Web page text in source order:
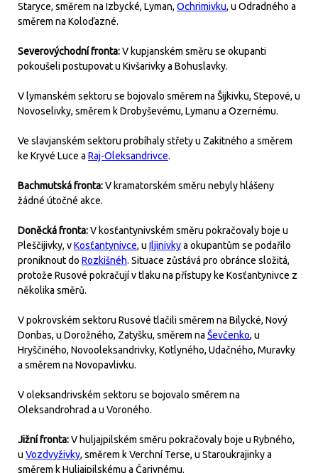
Staryce, směrem na Izbycké, Lyman, Ochrimivku, u Odradného a
směrem na Koloďazné.
Severovýchodní fronta:V kupjanském směru se okupanti
pokoušeli postupovat u Kivšarivky a Bohuslavky.
V lymanském sektoru se bojovalo směrem na Šijkivku, Stepové, u
Novoselivky, směrem k Drobyševému, Lymanu a Ozernému.
Ve slavjanském sektoru probíhaly střety u Zakitného a směrem
ke Kryvé Luce a Raj-Oleksandrivce.
Bachmutská fronta:V kramatorském směru nebyly hlášeny
žádné útočné akce.
Doněcká fronta:V kosťantynivském směru pokračovaly boje u
Pleščijivky, vKosťantynivce, u Iljinivkya okupantům se podařilo
proniknout do Rozkišnéh. Situace zůstává pro obránce složitá,
protože Rusové pokračují v tlaku na přístupy ke Kosťantynivce z
několika směrů.
V pokrovském sektoru Rusové tlačili směrem na Bilycké, Nový
Donbas, u Dorožného, Zatyšku, směrem na Ševčenko, u
Hryščiného, Novooleksandrivky, Kotlyného, Udačného, Muravky
a směrem na Novopavlivku.
V oleksandrivském sektoru se bojovalo směrem na
Oleksandrohrad a u Voroného.
Jižní fronta:V huljajpilském směru pokračovaly boje u Rybného,
u Vozdvyživky, směrem k Verchní Terse, u Staroukrajinky a
směrem k Huljajpilskému a Čarivnému.